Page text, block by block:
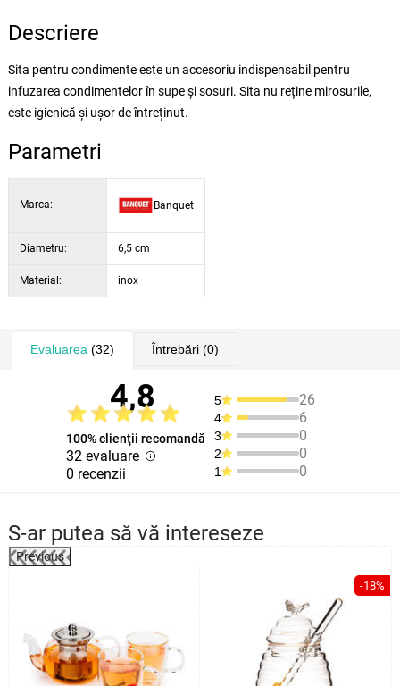
Descriere
Sita pentru condimente este un accesoriu indispensabil pentru
infuzarea condimentelor în supe și sosuri. Sita nu reține mirosurile,
este igienică și ușor de întreținut.
Parametri
Marca: Banquet
Diametru: 6,5 cm
Material: inox
Evaluarea (32) Întrebări(0)
4,8
100% clienţii recomandă
32 evaluare
0 recenzii
5 26
4 6
3 0
2 0
1 0
S-ar putea să vă intereseze
Previous
-18%